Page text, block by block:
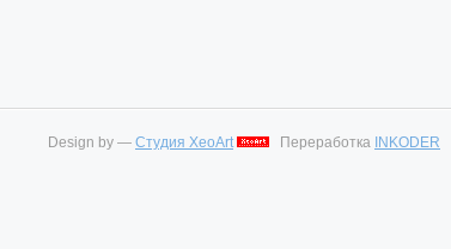
Design by — Студия XeoArt Переработка INKODER